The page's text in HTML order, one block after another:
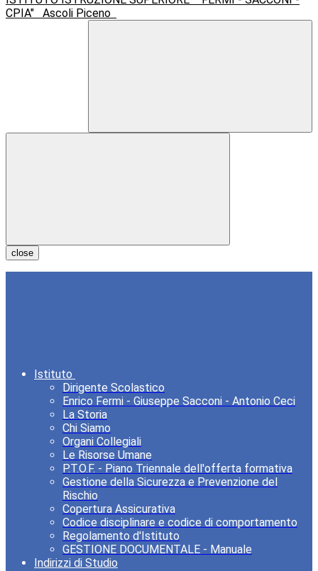
CPIA"
Ascoli Piceno
close
Istituto
Dirigente Scolastico
Enrico Fermi - Giuseppe Sacconi - Antonio Ceci
La Storia
Chi Siamo
Organi Collegiali
Le Risorse Umane
P.T.O.F. - Piano Triennale dell'offerta formativa
Gestione della Sicurezza e Prevenzione del
Rischio
Copertura Assicurativa
Codice disciplinare e codice di comportamento
Regolamento d'Istituto
GESTIONE DOCUMENTALE - Manuale
Indirizzi di Studio